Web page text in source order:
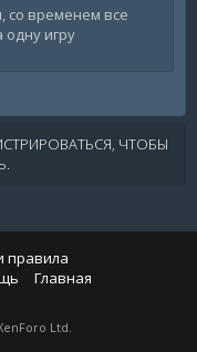
со временем все
игру
ЧТОБЫ
правила
Главная
Ltd.